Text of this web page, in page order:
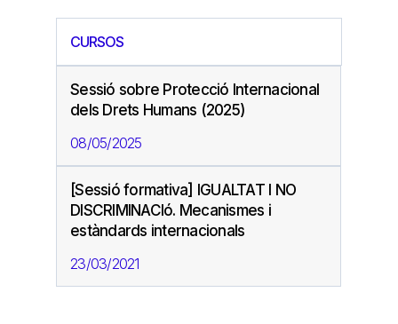
CURSOS
Sessió sobre Protecció Internacional
dels Drets Humans (2025)
08/05/2025
[Sessió formativa] IGUALTAT I NO
DISCRIMINACIó. Mecanismes i
estàndards internacionals
23/03/2021